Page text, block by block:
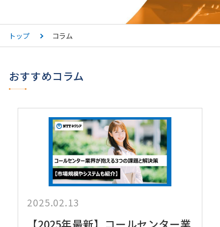
トップ コラム
おすすめコラム
2025.02.13
【2025年最新】コールセンター業